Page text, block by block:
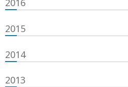
2016
2015
2014
2013